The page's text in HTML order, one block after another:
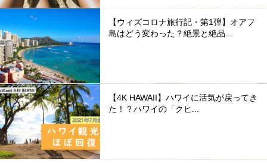
【ウィズコロナ旅行記・第1弾】オアフ
島はどう変わった？絶景と絶品...
【4K HAWAII】ハワイに活気が戻ってき
た！？ハワイの「クヒ...